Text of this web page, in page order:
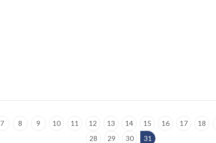
7 8 9 10 11 12 13 14 15 16 17 18
28
29 30 31